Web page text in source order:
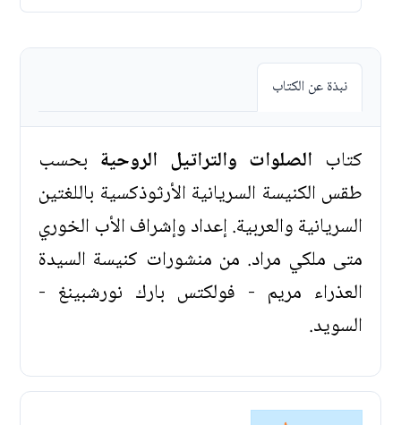
نبذة عن الكتاب
كتاب الصلوات والتراتيل الروحية بحسب
طقس الكنيسة السريانية الأرثوذكسية باللغتين
السريانية والعربية. إعداد وإشراف الأب الخوري
متى ملكي مراد. من منشورات كنيسة السيدة
العذراء مريم - فولكتس بارك نورشبينغ -
السويد.